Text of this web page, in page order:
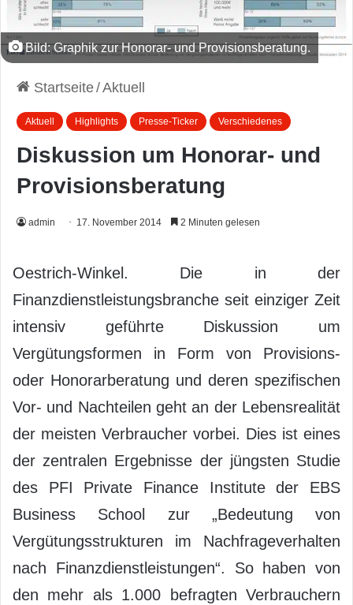
Bild: Graphik zur Honorar- und Provisionsberatung.
Startseite/Aktuell
Aktuell Highlights Presse-Ticker Verschiedenes
Diskussion um Honorar- und
Provisionsberatung
admin 17. November 2014 2 Minuten gelesen
Oestrich-Winkel. Die in der
Finanzdienstleistungsbranche seit einziger Zeit
intensiv geführte Diskussion um
Vergütungsformen in Form von Provisions-
oder Honorarberatung und deren spezifischen
Vor- und Nachteilen geht an der Lebensrealität
der meisten Verbraucher vorbei. Dies ist eines
der zentralen Ergebnisse der jüngsten Studie
des PFI Private Finance Institute der EBS
Business School zur „Bedeutung von
Vergütungsstrukturen im Nachfrageverhalten
nach Finanzdienstleistungen“. So haben von
den mehr als 1.000 befragten Verbrauchern